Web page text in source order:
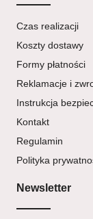
Czas realizacji
Koszty dostawy
Formy płatności
Reklamacje i
Instrukcja
Kontakt
Regulamin
Polityka
Newsletter